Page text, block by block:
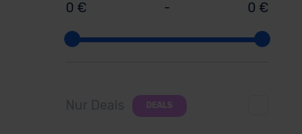
0 € - 0 €
Nur Deals DEALS